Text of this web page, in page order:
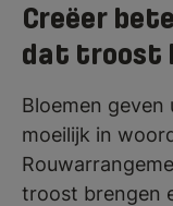
Creëer
dat troost
Bloemen geven
moeilijk in
troost brengen